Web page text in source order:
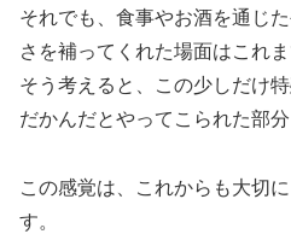
それでも、食事やお酒を通じ
さを補ってくれた場面はこれ
そう考えると、この少しだけ
だかんだとやってこられた部
この感覚は、これからも大切
す。